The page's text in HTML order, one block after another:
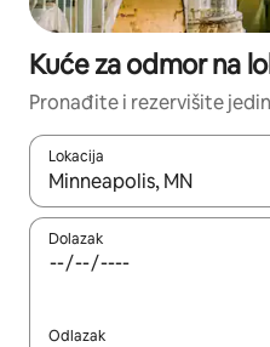
Kuće za odmor na
Pronađite i rezervišite
Lokacija
Kad rezultati budu
Dolazak
Odlazak